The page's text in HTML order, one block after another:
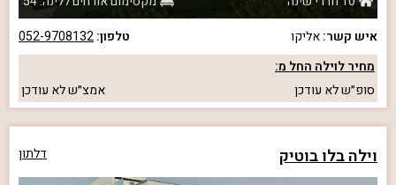
איש קשר:אליקו טלפון:052-9708132
מחיר לוילה החל מ:
סופ״שלא עודכן אמצ״שלא עודכן
וילה בלו בוטיק דלתון